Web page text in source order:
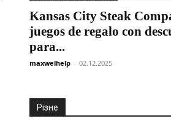
Kansas City Steak
juegos de regalo con
para...
maxwelhelp - 02.12.2025
Різне